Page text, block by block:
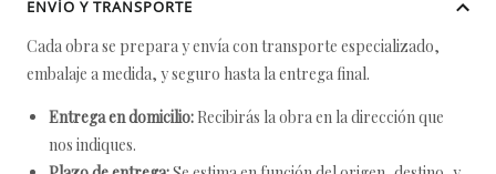
ENVÍO Y TRANSPORTE
Cada obra se prepara y envía con transporte especializado,
embalaje a medida, y seguro hasta la entrega final.
Entrega en domicilio: Recibirás la obra en la dirección que
nos indiques.